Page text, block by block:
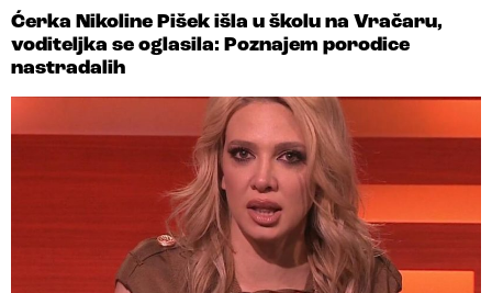
Ćerka Nikoline Pišek išla u školu na Vračaru,
voditeljka se oglasila: Poznajem porodice
nastradalih